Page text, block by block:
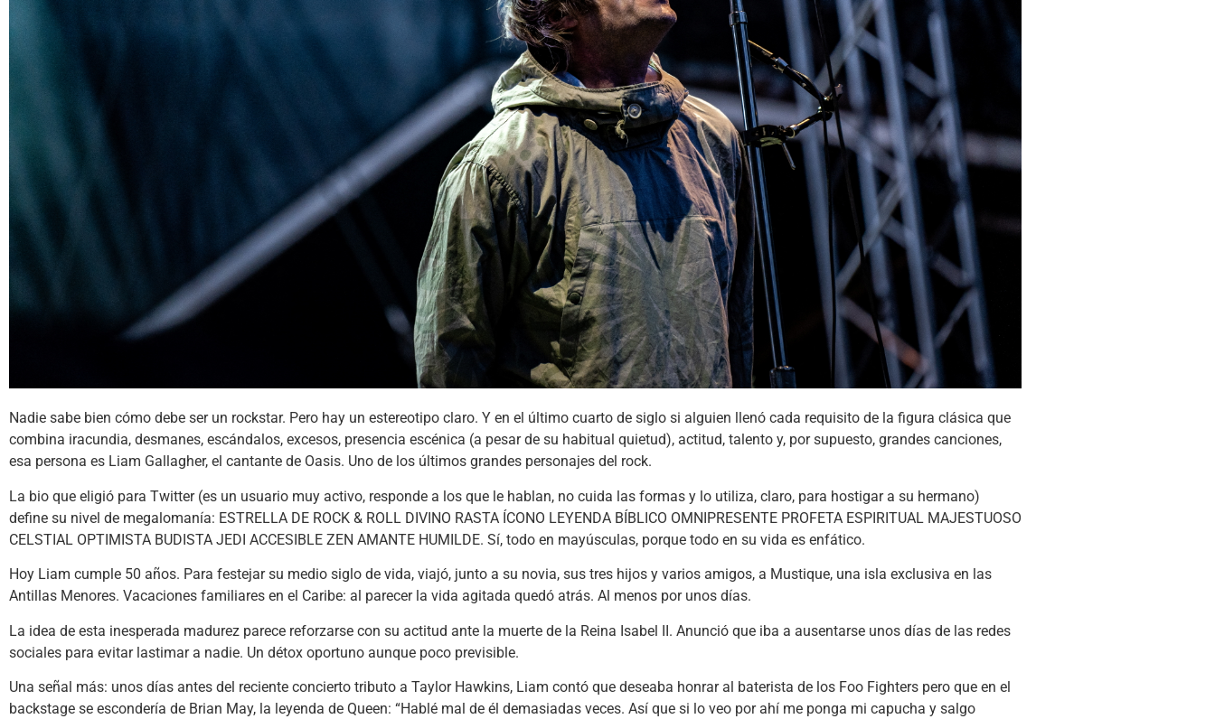
Nadie sabe bien cómo debe ser un rockstar. Pero hay un estereotipo claro. Y en el último cuarto de siglo si alguien llenó cada requisito de la figura clásica que
combina iracundia, desmanes, escándalos, excesos, presencia escénica (a pesar de su habitual quietud), actitud, talento y, por supuesto, grandes canciones,
esa persona es Liam Gallagher, el cantante de Oasis. Uno de los últimos grandes personajes del rock.
La bio que eligió para Twitter (es un usuario muy activo, responde a los que le hablan, no cuida las formas y lo utiliza, claro, para hostigar a su hermano)
define su nivel de megalomanía: ESTRELLA DE ROCK & ROLL DIVINO RASTA ÍCONO LEYENDA BÍBLICO OMNIPRESENTE PROFETA ESPIRITUAL MAJESTUOSO
CELSTIAL OPTIMISTA BUDISTA JEDI ACCESIBLE ZEN AMANTE HUMILDE. Sí, todo en mayúsculas, porque todo en su vida es enfático.
Hoy Liam cumple 50 años. Para festejar su medio siglo de vida, viajó, junto a su novia, sus tres hijos y varios amigos, a Mustique, una isla exclusiva en las
Antillas Menores. Vacaciones familiares en el Caribe: al parecer la vida agitada quedó atrás. Al menos por unos días.
La idea de esta inesperada madurez parece reforzarse con su actitud ante la muerte de la Reina Isabel II. Anunció que iba a ausentarse unos días de las redes
sociales para evitar lastimar a nadie. Un détox oportuno aunque poco previsible.
Una señal más: unos días antes del reciente concierto tributo a Taylor Hawkins, Liam contó que deseaba honrar al baterista de los Foo Fighters pero que en el
backstage se escondería de Brian May, la leyenda de Queen: “Hablé mal de él demasiadas veces. Así que si lo veo por ahí me ponga mi capucha y salgo